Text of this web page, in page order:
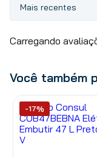
Mais recentes
Carregando
Você também
-17%